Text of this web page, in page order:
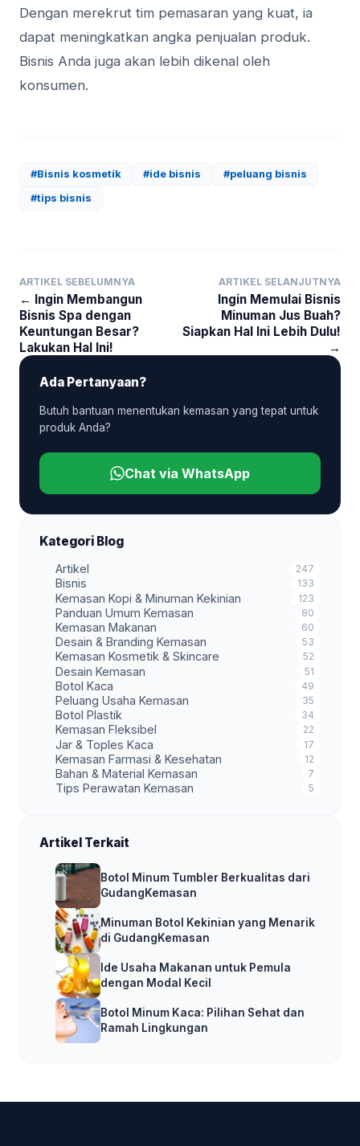
Dengan merekrut tim pemasaran yang kuat, ia
dapat meningkatkan angka penjualan produk.
Bisnis Anda juga akan lebih dikenal oleh
konsumen.
#Bisnis kosmetik #ide bisnis
#peluang bisnis
#tips bisnis
ARTIKEL SEBELUMNYA
← Ingin Membangun
Bisnis Spa dengan
Keuntungan Besar?
Lakukan Hal Ini!
ARTIKEL SELANJUTNYA
Ingin Memulai Bisnis
Minuman Jus Buah?
Siapkan Hal Ini Lebih Dulu!
→
Ada Pertanyaan?
Butuh bantuan menentukan kemasan yang tepat untuk
produk Anda?
Chat via WhatsApp
Kategori Blog
Artikel 247
Bisnis 133
Kemasan Kopi & Minuman Kekinian 123
Panduan Umum Kemasan 80
Kemasan Makanan 60
Desain & Branding Kemasan 53
Kemasan Kosmetik & Skincare 52
Desain Kemasan 51
Botol Kaca 49
Peluang Usaha Kemasan 35
Botol Plastik 34
Kemasan Fleksibel 22
Jar & Toples Kaca 17
Kemasan Farmasi & Kesehatan 12
Bahan & Material Kemasan 7
Tips Perawatan Kemasan 5
Artikel Terkait
Botol Minum Tumbler Berkualitas dari
GudangKemasan
Minuman Botol Kekinian yang Menarik
di GudangKemasan
Ide Usaha Makanan untuk Pemula
dengan Modal Kecil
Botol Minum Kaca: Pilihan Sehat dan
Ramah Lingkungan